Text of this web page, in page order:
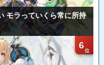
モラっていくら常に所持
6